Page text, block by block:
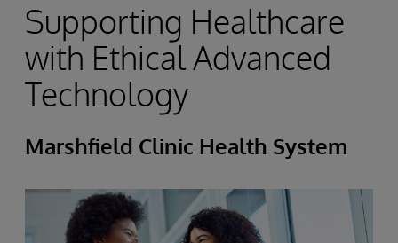
Supporting Healthcare
with Ethical Advanced
Technology
Marshfield Clinic Health System